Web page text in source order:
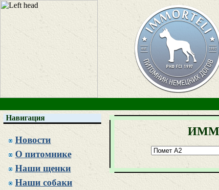
Навигация
Новости
О питомнике
Наши щенки
Наши собаки